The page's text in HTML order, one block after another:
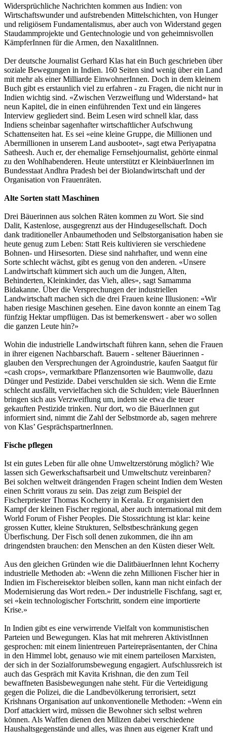
Widersprüchliche Nachrichten kommen aus Indien: von
Wirtschaftswunder und aufstrebenden Mittelschichten, von Hunger
und religiösem Fundamentalismus, aber auch von Widerstand gegen
Staudammprojekte und Gentechnologie und von geheimnisvollen
KämpferInnen für die Armen, den NaxalitInnen.
Der deutsche Journalist Gerhard Klas hat ein Buch geschrieben über
soziale Bewegungen in Indien. 160 Seiten sind wenig über ein Land
mit mehr als einer Milliarde EinwohnerInnen. Doch in dem kleinem
Buch gibt es erstaunlich viel zu erfahren - zu Fragen, die nicht nur in
Indien wichtig sind. «Zwischen Verzweiflung und Widerstand» hat
neun Kapitel, die in einen einführenden Text und ein längeres
Interview gegliedert sind. Beim Lesen wird schnell klar, dass
Indiens scheinbar sagenhafter wirtschaftlicher Aufschwung
Schattenseiten hat. Es sei «eine kleine Gruppe, die Millionen und
Abermillionen in unserem Land ausbootet», sagt etwa Periyapatna
Satheesh. Auch er, der ehemalige Fernsehjournalist, gehörte einmal
zu den Wohlhabenderen. Heute unterstützt er KleinbäuerInnen im
Bundesstaat Andhra Pradesh bei der Biolandwirtschaft und der
Organisation von Frauenräten.
Alte Sorten statt Maschinen
Drei Bäuerinnen aus solchen Räten kommen zu Wort. Sie sind
Dalit, Kastenlose, ausgegrenzt aus der Hindugesellschaft. Doch
dank traditioneller Anbaumethoden und Selbstorganisation haben sie
heute genug zum Leben: Statt Reis kultivieren sie verschiedene
Bohnen- und Hirsesorten. Diese sind nahrhafter, und wenn eine
Sorte schlecht wächst, gibt es genug von den anderen. «Unsere
Landwirtschaft kümmert sich auch um die Jungen, Alten,
Behinderten, Kleinkinder, das Vieh, alles», sagt Samamma
Bidakanne. Über die Versprechungen der industriellen
Landwirtschaft machen sich die drei Frauen keine Illusionen: «Wir
haben riesige Maschinen gesehen. Eine davon konnte an einem Tag
fünfzig Hektar umpflügen. Das ist bemerkenswert - aber wo sollen
die ganzen Leute hin?»
Wohin die industrielle Landwirtschaft führen kann, sehen die Frauen
in ihrer eigenen Nachbarschaft. Bauern - seltener Bäuerinnen -
glauben den Versprechungen der Agroindustrie, kaufen Saatgut für
«cash crops», vermarktbare Pflanzensorten wie Baumwolle, dazu
Dünger und Pestizide. Dabei verschulden sie sich. Wenn die Ernte
schlecht ausfällt, vervielfachen sich die Schulden; viele BäuerInnen
bringen sich aus Verzweiflung um, indem sie etwa die teuer
gekauften Pestizide trinken. Nur dort, wo die BäuerInnen gut
informiert sind, nimmt die Zahl der Selbstmorde ab, sagen mehrere
von Klas’ GesprächspartnerInnen.
Fische pflegen
Ist ein gutes Leben für alle ohne Umweltzerstörung möglich? Wie
lassen sich Gewerkschaftsarbeit und Umweltschutz vereinbaren?
Bei solchen weltweit drängenden Fragen scheint Indien dem Westen
einen Schritt voraus zu sein. Das zeigt zum Beispiel der
Fischerpriester Thomas Kocherry in Kerala. Er organisiert den
Kampf der kleinen Fischer regional, aber auch international mit dem
World Forum of Fisher Peoples. Die Stossrichtung ist klar: keine
grossen Kutter, kleine Strukturen, Selbstbeschränkung gegen
Überfischung. Der Fisch soll denen zukommen, die ihn am
dringendsten brauchen: den Menschen an den Küsten dieser Welt.
Aus den gleichen Gründen wie die DalitbäuerInnen lehnt Kocherry
industrielle Methoden ab: «Wenn die zehn Millionen Fischer hier in
Indien im Fischereisektor bleiben sollen, kann man nicht einfach der
Modernisierung das Wort reden.» Der industrielle Fischfang, sagt er,
sei «kein technologischer Fortschritt, sondern eine importierte
Krise.»
In Indien gibt es eine verwirrende Vielfalt von kommunistischen
Parteien und Bewegungen. Klas hat mit mehreren AktivistInnen
gesprochen: mit einem linientreuen Parteirepräsentanten, der China
in den Himmel lobt, genauso wie mit einem parteilosen Marxisten,
der sich in der Sozialforumsbewegung engagiert. Aufschlussreich ist
auch das Gespräch mit Kavita Krishnan, die den zum Teil
bewaffneten Basisbewegungen nahe steht. Für die Verteidigung
gegen die Polizei, die die Landbevölkerung terrorisiert, setzt
Krishnans Organisation auf unkonventionelle Methoden: «Wenn ein
Dorf attackiert wird, müssen die Bewohner sich selbst wehren
können. Als Waffen dienen den Milizen dabei verschiedene
Haushaltsgegenstände und alles, was ihnen aus eigener Kraft und